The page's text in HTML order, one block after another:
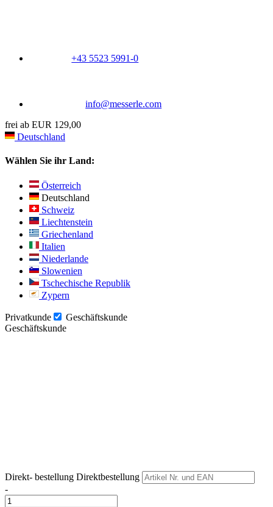
+43 5523 5991-0
info@messerle.com
frei ab EUR 129,00
Deutschland
Wählen Sie ihr Land:
Österreich
Deutschland
Schweiz
Liechtenstein
Griechenland
Italien
Niederlande
Slowenien
Tschechische Republik
Zypern
Privatkunde
Geschäftskunde
Geschäftskunde
Direkt- bestellung Direktbestellung
-